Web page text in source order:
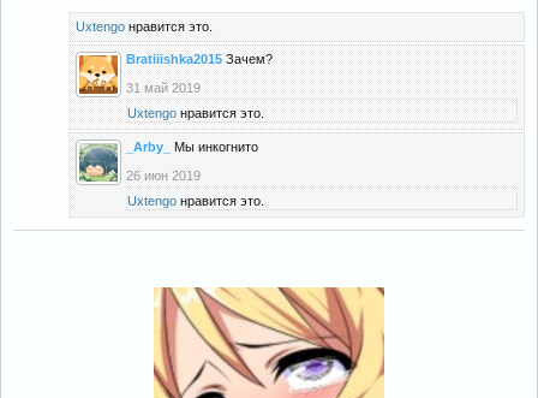
Uxtengo нравится это.
Bratiiishka2015 Зачем?
31 май 2019
Uxtengo нравится это.
_Arby_
Мы инкогнито
26 июн 2019
Uxtengo нравится это.